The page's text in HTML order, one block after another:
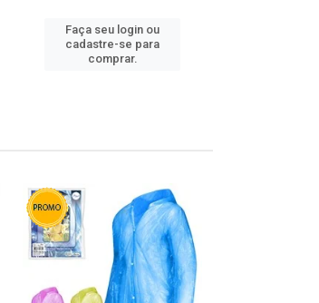
Faça seu login ou
cadastre-se para
comprar.